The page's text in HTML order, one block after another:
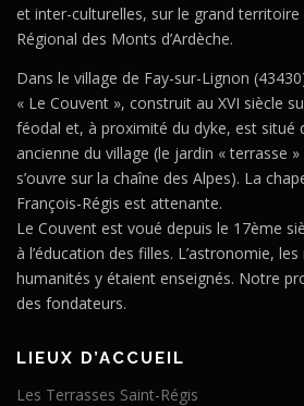
et inter-culturelles, sur le grand
Régional des Monts d’Ardèche.
Dans le village de Fay-sur-Lignon
« Le Couvent », construit au XVI siècle
féodal et, à proximité du dyke, est situé
ancienne du village (le jardin « terrasse
s’ouvre sur la chaîne des Alpes). La
François-Régis est attenante.
Le Couvent est voué depuis le 17ème
à l’éducation des filles. L’astronomie,
humanités y étaient enseignés. Notre
des fondateurs.
LIEUX D’ACCUEIL
Les Terrasses Saint-Régis